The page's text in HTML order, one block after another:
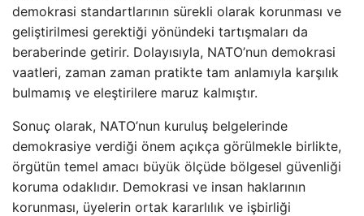
demokrasi standartlarının sürekli olarak korunması ve
geliştirilmesi gerektiği yönündeki tartışmaları da
beraberinde getirir. Dolayısıyla, NATO’nun demokrasi
vaatleri, zaman zaman pratikte tam anlamıyla karşılık
bulmamış ve eleştirilere maruz kalmıştır.
Sonuç olarak, NATO’nun kuruluş belgelerinde
demokrasiye verdiği önem açıkça görülmekle birlikte,
örgütün temel amacı büyük ölçüde bölgesel güvenliği
koruma odaklıdır. Demokrasi ve insan haklarının
korunması, üyelerin ortak kararlılık ve işbirliği